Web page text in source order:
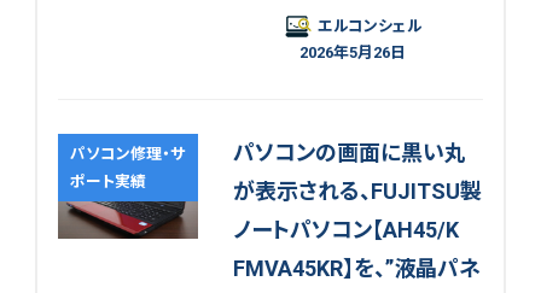
エルコンシェル
2026年5月26日
パソコン修理・サ
ポート実績
パソコンの画面に黒い丸
が表示される、FUJITSU製
ノートパソコン【AH45/K
FMVA45KR】を、”液晶パネ